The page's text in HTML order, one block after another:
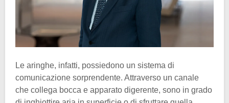
Le aringhe, infatti, possiedono un sistema di
comunicazione sorprendente. Attraverso un canale
che collega bocca e apparato digerente, sono in grado